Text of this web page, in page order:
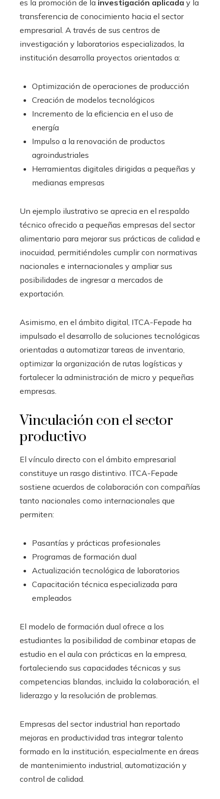
es la promoción de la investigación aplicada y la
transferencia de conocimiento hacia el sector
empresarial. A través de sus centros de
investigación y laboratorios especializados, la
institución desarrolla proyectos orientados a:
Optimización de operaciones de producción
Creación de modelos tecnológicos
Incremento de la eficiencia en el uso de
energía
Impulso a la renovación de productos
agroindustriales
Herramientas digitales dirigidas a pequeñas y
medianas empresas
Un ejemplo ilustrativo se aprecia en el respaldo
técnico ofrecido a pequeñas empresas del sector
alimentario para mejorar sus prácticas de calidad e
inocuidad, permitiéndoles cumplir con normativas
nacionales e internacionales y ampliar sus
posibilidades de ingresar a mercados de
exportación.
Asimismo, en el ámbito digital, ITCA-Fepade ha
impulsado el desarrollo de soluciones tecnológicas
orientadas a automatizar tareas de inventario,
optimizar la organización de rutas logísticas y
fortalecer la administración de micro y pequeñas
empresas.
Vinculación con el sector
productivo
El vínculo directo con el ámbito empresarial
constituye un rasgo distintivo. ITCA-Fepade
sostiene acuerdos de colaboración con compañías
tanto nacionales como internacionales que
permiten:
Pasantías y prácticas profesionales
Programas de formación dual
Actualización tecnológica de laboratorios
Capacitación técnica especializada para
empleados
El modelo de formación dual ofrece a los
estudiantes la posibilidad de combinar etapas de
estudio en el aula con prácticas en la empresa,
fortaleciendo sus capacidades técnicas y sus
competencias blandas, incluida la colaboración, el
liderazgo y la resolución de problemas.
Empresas del sector industrial han reportado
mejoras en productividad tras integrar talento
formado en la institución, especialmente en áreas
de mantenimiento industrial, automatización y
control de calidad.